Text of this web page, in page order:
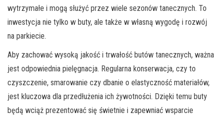
wytrzymałe i mogą służyć przez wiele sezonów tanecznych. To
inwestycja nie tylko w buty, ale także w własną wygodę i rozwój
na parkiecie.
Aby zachować wysoką jakość i trwałość butów tanecznych, ważna
jest odpowiednia pielęgnacja. Regularna konserwacja, czy to
czyszczenie, smarowanie czy dbanie o elastyczność materiałów,
jest kluczowa dla przedłużenia ich żywotności. Dzięki temu buty
będą wciąż prezentować się świetnie i zapewniać wsparcie